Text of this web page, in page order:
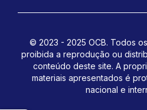
© 2023 - 2025 OCB. Todos
proibida a reprodução ou
conteúdo deste site. A
materiais apresentados é
nacional e